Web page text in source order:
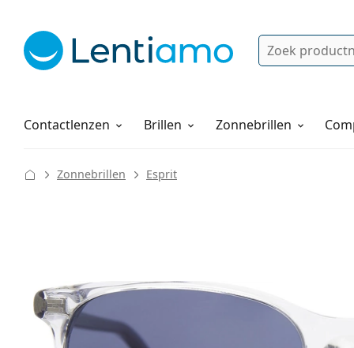
Zoek
Contactlenzen
Lenzenvloeistoffen Brillen Zonnebrillen
Hoe bestellen
Zonnebrillen Esprit